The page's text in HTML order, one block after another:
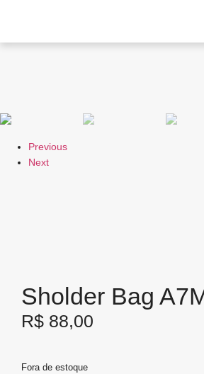
Previous
Next
Sholder Bag
R$ 88,00
Fora de estoque